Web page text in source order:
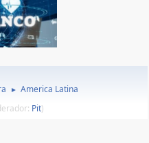
► America Latina
Pit)